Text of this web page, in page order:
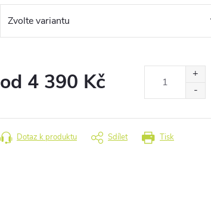
od 4 390 Kč
Tisk
Dotaz k produktu Sdílet